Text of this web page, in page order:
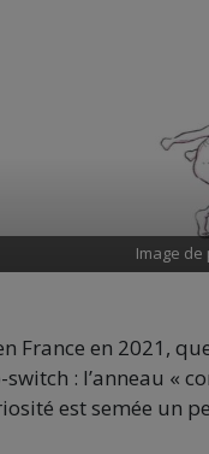
Image
France en 2021,
switch : l’anneau «
est semée un